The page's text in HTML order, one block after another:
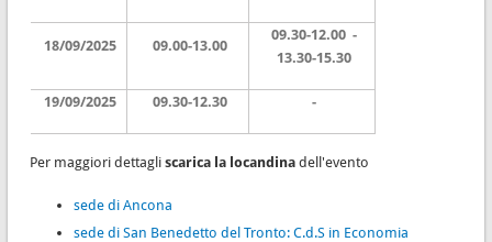
18/09/2025 09.00-13.00
09.30-12.00 -
13.30-15.30
19/09/2025 09.30-12.30 -
Per maggiori dettagli scarica la locandinadell'evento
sede di Ancona
sede di San Benedetto del Tronto: C.d.S in Economia